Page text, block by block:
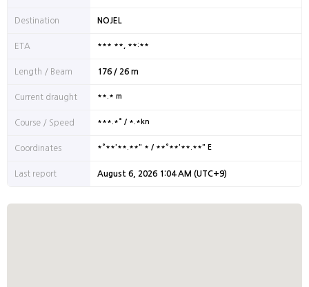
Destination NOJEL
ETA *** **, **:**
Length / Beam 176 / 26 m
Current draught **.* m
Course / Speed ***.*° / *.*kn
Coordinates *°**'**.**" * / **°**'**.**" E
Last report August 6, 2026 1:04 AM (UTC+9)